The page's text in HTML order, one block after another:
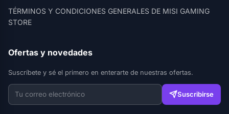
TÉRMINOS Y CONDICIONES GENERALES DE MISI GAMING
STORE
Ofertas y novedades
Suscríbete y sé el primero en enterarte de nuestras ofertas.
Suscribirse